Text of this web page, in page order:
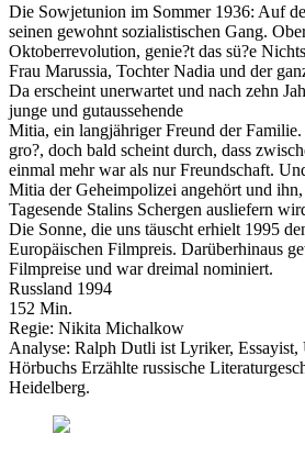
Die Sowjetunion im Sommer 1936: Auf
seinen gewohnt sozialistischen Gang.
Oktoberrevolution, genie?t das sü?e
Frau Marussia, Tochter Nadia und der
Da erscheint unerwartet und nach zehn
junge und gutaussehende
Mitia, ein langjähriger Freund der
gro?, doch bald scheint durch, dass
einmal mehr war als nur Freundschaft.
Mitia der Geheimpolizei angehört und
Tagesende Stalins Schergen ausliefern
Die Sonne, die uns täuscht erhielt 1995
Europäischen Filmpreis. Darüberhinaus
Filmpreise und war dreimal nominiert.
Russland 1994
152 Min.
Regie: Nikita Michalkow
Analyse: Ralph Dutli ist Lyriker, Essayist,
Hörbuchs Erzählte russische
Heidelberg.